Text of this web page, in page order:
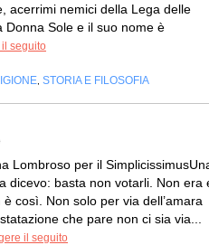
acerrimi nemici della Lega delle
Donna Sole e il suo nome è
il seguito
STORIA E FILOSOFIA
Lombroso per il
dicevo: basta non votarli. Non era
è così. Non solo per via dell’amara
che pare non ci sia via...
il seguito